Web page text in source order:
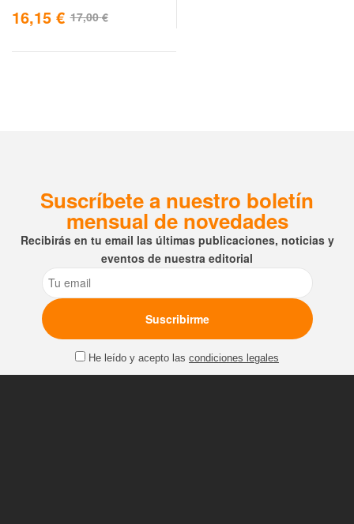
17,00€
16,15 €
Suscríbete a nuestro boletín
mensual de novedades
Recibirás en tu email las últimas publicaciones, noticias y
eventos de nuestra editorial
Email
He leído y acepto las condiciones legales